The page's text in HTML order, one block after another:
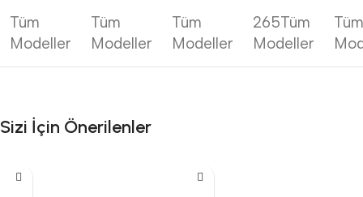
Tüm
Modeller
Tüm
Modeller
Tüm
Modeller
265Tüm
Modeller
Tüm
Sizi İçin Önerilenler